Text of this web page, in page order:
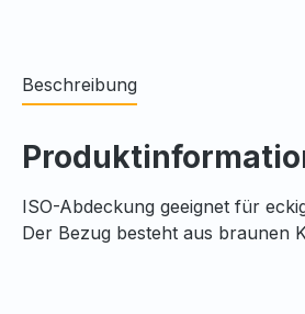
Beschreibung
ISO-Abdeckung geeignet für
Der Bezug besteht aus braunen